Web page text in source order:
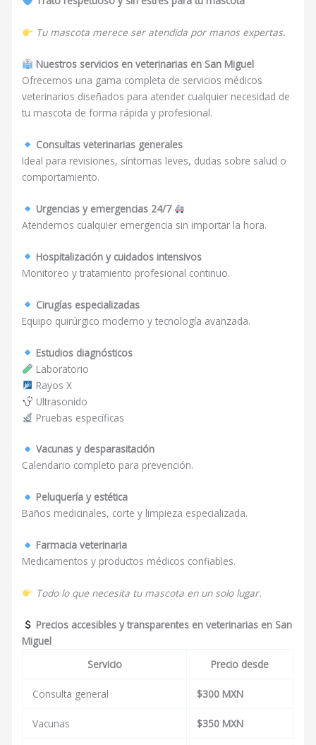
Tu mascota merece ser atendida por manos expertas.
Nuestros servicios en veterinarias en San Miguel
Ofrecemos una gama completa de servicios médicos
veterinarios diseñados para atender cualquier necesidad de
tu mascota de forma rápida y profesional.
Consultas veterinarias generales
Ideal para revisiones, síntomas leves, dudas sobre salud o
comportamiento.
Urgencias y emergencias 24/7
Atendemos cualquier emergencia sin importar la hora.
Hospitalización y cuidados intensivos
Monitoreo y tratamiento profesional continuo.
Cirugías especializadas
Equipo quirúrgico moderno y tecnología avanzada.
Estudios diagnósticos
Laboratorio
Rayos X
Ultrasonido
Pruebas específicas
Vacunas y desparasitación
Calendario completo para prevención.
Peluquería y estética
Baños medicinales, corte y limpieza especializada.
Farmacia veterinaria
Medicamentos y productos médicos confiables.
Todo lo que necesita tu mascota en un solo lugar.
Precios accesibles y transparentes en veterinarias en San
Miguel
Servicio
Precio desde
Consulta general $300 MXN
Vacunas $350 MXN